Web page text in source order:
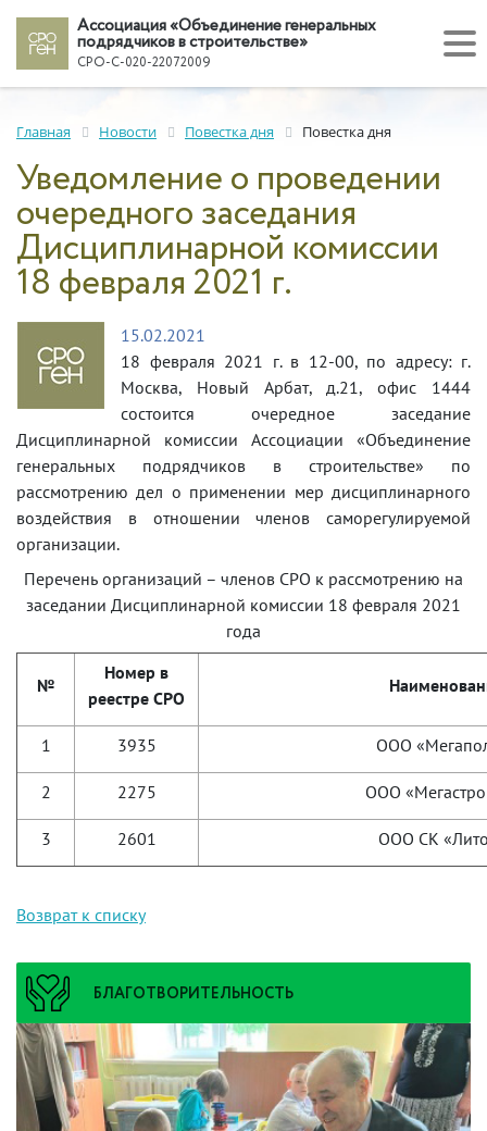
Ассоциация «Объединение генеральных
подрядчиков в строительстве»
СРО-С-020-22072009
Главная Новости Повестка дня Повестка дня
Уведомление о проведении
очередного заседания
Дисциплинарной комиссии
18 февраля 2021 г.
15.02.2021
18 февраля 2021 г. в 12-00, по адресу: г.
Москва, Новый Арбат, д.21, офис 1444
состоится очередное заседание
Дисциплинарной комиссии Ассоциации «Объединение
генеральных подрядчиков в строительстве» по
рассмотрению дел о применении мер дисциплинарного
воздействия в отношении членов саморегулируемой
организации.
Перечень организаций – членов СРО к рассмотрению на
заседании Дисциплинарной комиссии 18 февраля 2021
года
№
Номер в
реестре СРО
1 3935 ООО
2 2275 ООО
3 2601 ООО СК
Возврат к списку
БЛАГОТВОРИТЕЛЬНОСТЬ